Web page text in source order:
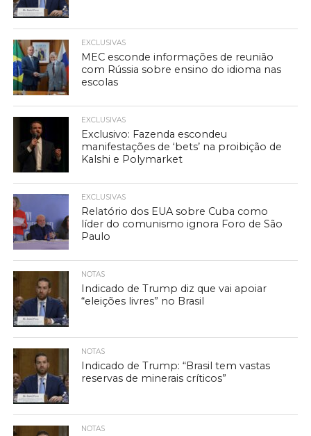
EXCLUSIVAS
MEC esconde informações de reunião
com Rússia sobre ensino do idioma nas
escolas
EXCLUSIVAS
Exclusivo: Fazenda escondeu
manifestações de ‘bets’ na proibição de
Kalshi e Polymarket
EXCLUSIVAS
Relatório dos EUA sobre Cuba como
líder do comunismo ignora Foro de São
Paulo
NOTAS
Indicado de Trump diz que vai apoiar
“eleições livres” no Brasil
NOTAS
Indicado de Trump: “Brasil tem vastas
reservas de minerais críticos”
NOTAS